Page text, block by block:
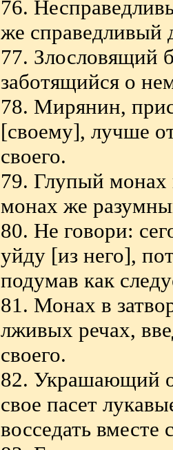
76.
же справедливый
77. Злословящий
заботящийся о
78. Мирянин,
[своему], лучше
своего.
79. Глупый монах
монах же
80. Не говори:
уйду [из него],
подумав как
81. Монах в
лживых речах,
своего.
82. Украшающий
свое пасет
восседать